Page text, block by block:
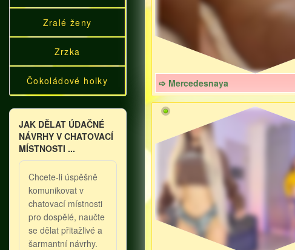
Zralé ženy
Zrzka
Čokoládové holky
JAK DĚLAT ÚDAČNÉ
NÁVRHY V CHATOVACÍ
MÍSTNOSTI ...
Chcete-li úspěšně
komunikovat v
chatovací místnosti
pro dospělé, naučte
se dělat přitažlivé a
šarmantní návrhy.
➩ Mercedesnaya